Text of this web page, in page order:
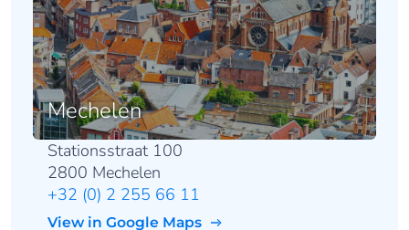
Mechelen
Stationsstraat 100
2800 Mechelen
+32 (0) 2 255 66 11
View in Google Maps